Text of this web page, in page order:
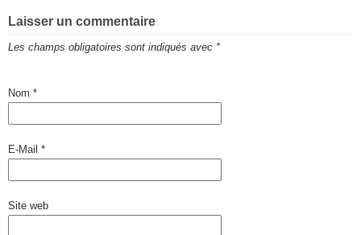
Laisser un commentaire
Les champs obligatoires sont indiqués avec *
Nom *
E-Mail *
Site web